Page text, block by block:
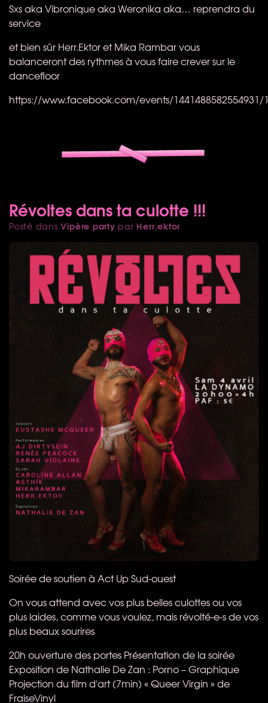
Sxs aka Vibronique aka Weronika aka… reprendra du
service
et bien sûr Herr.Ektor et Mika Rambar vous
balanceront des rythmes à vous faire crever sur le
dancefloor
https://www.facebook.com/events/1441488582554931/
Révoltes dans ta culotte !!!
Posté dansVipère party par Herr.ektor
Soirée de soutien à Act Up Sud-ouest​
On vous attend avec vos plus belles culottes ou vos
plus laides, comme vous voulez, mais révolté-e-s de vos
plus beaux sourires
20h ouverture des portes Présentation de la soirée
Exposition de Nathalie De Zan : Porno – Graphique
Projection du film d'art (7min) « Queer Virgin » de
FraiseVinyl